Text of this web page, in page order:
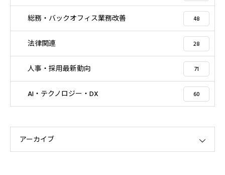
総務・バックオフィス業務改善 48
法律関連 28
人事・採用最新動向 71
AI・テクノロジー・DX 60
アーカイブ